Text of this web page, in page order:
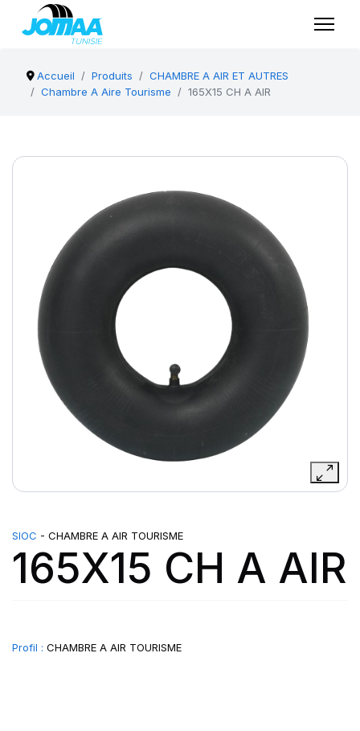
Accueil Produits
CHAMBRE A AIR ET AUTRES
Chambre A Aire Tourisme
165X15 CH A AIR
SIOC - CHAMBRE A AIR TOURISME
165X15 CH A AIR
Profil : CHAMBRE A AIR TOURISME